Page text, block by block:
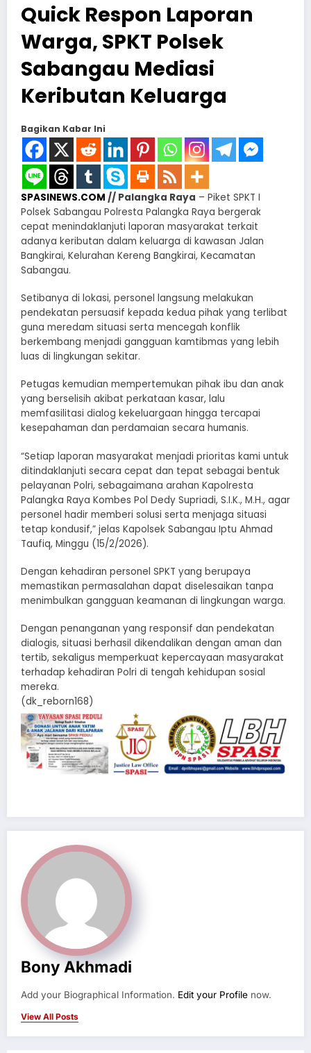
Quick Respon Laporan
Warga, SPKT Polsek
Sabangau Mediasi
Keributan Keluarga
Bagikan Kabar Ini
SPASINEWS.COM // Palangka Raya – Piket SPKT I
Polsek Sabangau Polresta Palangka Raya bergerak
cepat menindaklanjuti laporan masyarakat terkait
adanya keributan dalam keluarga di kawasan Jalan
Bangkirai, Kelurahan Kereng Bangkirai, Kecamatan
Sabangau.
Setibanya di lokasi, personel langsung melakukan
pendekatan persuasif kepada kedua pihak yang terlibat
guna meredam situasi serta mencegah konflik
berkembang menjadi gangguan kamtibmas yang lebih
luas di lingkungan sekitar.
Petugas kemudian mempertemukan pihak ibu dan anak
yang berselisih akibat perkataan kasar, lalu
memfasilitasi dialog kekeluargaan hingga tercapai
kesepahaman dan perdamaian secara humanis.
“Setiap laporan masyarakat menjadi prioritas kami untuk
ditindaklanjuti secara cepat dan tepat sebagai bentuk
pelayanan Polri, sebagaimana arahan Kapolresta
Palangka Raya Kombes Pol Dedy Supriadi, S.I.K., M.H., agar
personel hadir memberi solusi serta menjaga situasi
tetap kondusif,” jelas Kapolsek Sabangau Iptu Ahmad
Taufiq, Minggu (15/2/2026).
Dengan kehadiran personel SPKT yang berupaya
memastikan permasalahan dapat diselesaikan tanpa
menimbulkan gangguan keamanan di lingkungan warga.
Dengan penanganan yang responsif dan pendekatan
dialogis, situasi berhasil dikendalikan dengan aman dan
tertib, sekaligus memperkuat kepercayaan masyarakat
terhadap kehadiran Polri di tengah kehidupan sosial
mereka.
(dk_reborn168)
Bony Akhmadi
Add your Biographical Information. Edit your Profile now.
View All Posts